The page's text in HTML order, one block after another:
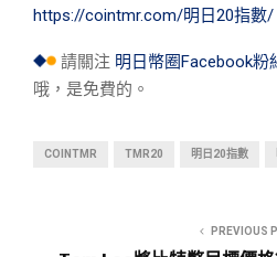
https://cointmr.com/明日20指數/
請關注 明日幣圈Facebook粉
哦，是免費的。
COINTMR TMR20 明日20指數
PREVIOUS